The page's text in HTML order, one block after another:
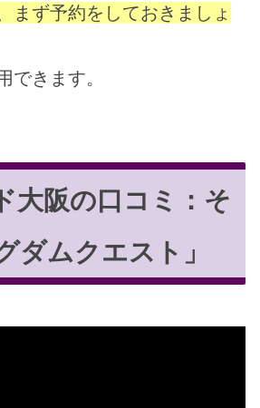
まず予約をしておきましょ
できます。
大阪の口コミ：そ
ダムクエスト」